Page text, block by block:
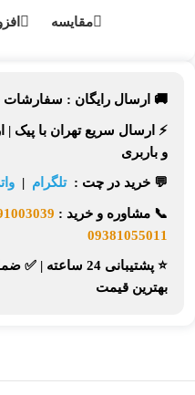
مقایسه
🚚 ارسال رایگان : سفارشات
⚡ ارسال سریع تهران با پیک |
و باربری
💬 خرید در چت :تلگرام |
📞 مشاوره و خرید :
09381055011
⭐ پشتیبانی 24 ساعته |
✅
بهترین قیمت